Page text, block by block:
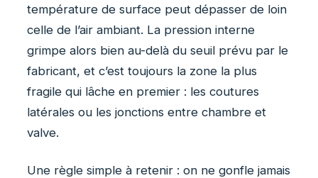
température de surface peut dépasser de loin
celle de l’air ambiant. La pression interne
grimpe alors bien au-delà du seuil prévu par le
fabricant, et c’est toujours la zone la plus
fragile qui lâche en premier : les coutures
latérales ou les jonctions entre chambre et
valve.
Une règle simple à retenir : on ne gonfle jamais